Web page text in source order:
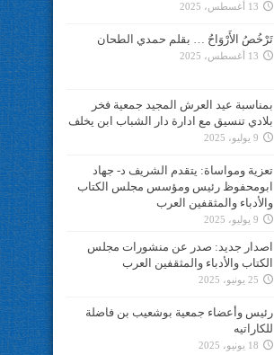
13 أغسطس، 2025
تَرْخُصُ الأَرْوَاحُ … بقلم حمدي الطحان
13 أغسطس، 2025
بمناسبة عيد العرش المجيد جمعية فخر
بلادي تنسيق مع ادارة دار الشباب ابن يخلف
9 يوليو، 2025
تعزية ومواساة: يتقدم الشريف د- جهاد
ابومحفوظ رئيس ومؤسس مجلس الكتاب
والأدباء والمثقفين العرب
9 يوليو، 2025
اصدار جديد: صدر عن منشورات مجلس
الكتاب والأدباء والمثقفين العرب
25 يونيو، 2025
رئيس وأعضاء جمعية بوشعيب بن فاضلة
للكاراتيه
18 يونيو، 2025